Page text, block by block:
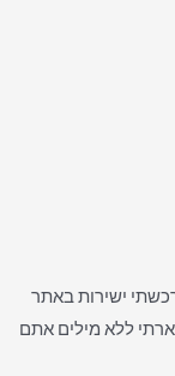
ישירות באתר
ללא מילים אתם